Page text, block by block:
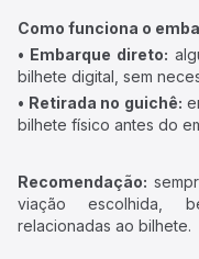
Como funciona o
• Embarque direto:
bilhete digital, sem
• Retirada no guichê:
bilhete físico antes do
Recomendação:
viação escolhida,
relacionadas ao bilhete.